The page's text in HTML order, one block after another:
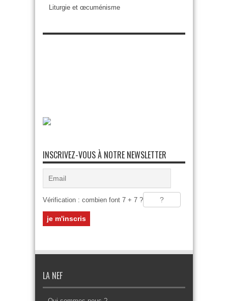
Liturgie et œcuménisme
INSCRIVEZ-VOUS À NOTRE NEWSLETTER
Vérification : combien font 7 + 7 ?
LA NEF